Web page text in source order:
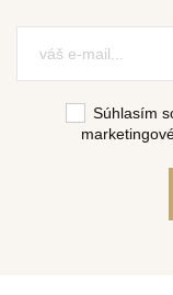
Súhlasím